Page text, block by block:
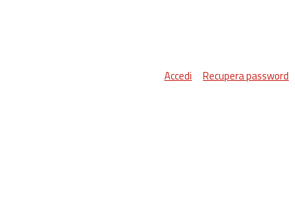
Accedi Recupera password